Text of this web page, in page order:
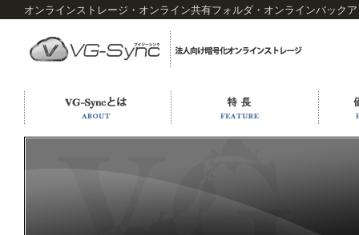
オンラインストレージ・オンライン共有フォルダ・オンラインバック